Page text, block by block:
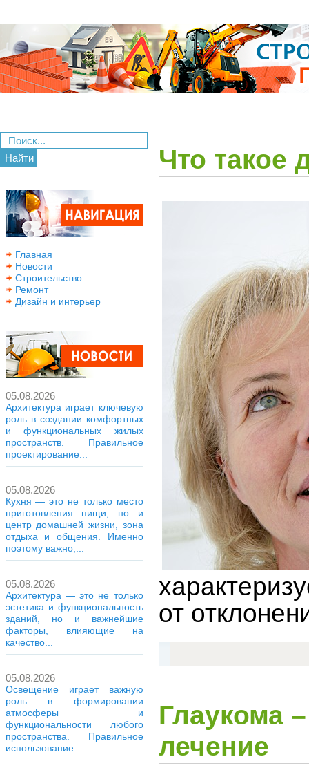
Найти
Главная
Новости
Строительство
Ремонт
Дизайн и интерьер
05.08.2026
Архитектура играет ключевую
роль в создании комфортных
и функциональных жилых
пространств. Правильное
проектирование...
05.08.2026
Кухня — это не только место
приготовления пищи, но и
центр домашней жизни, зона
отдыха и общения. Именно
поэтому важно,...
05.08.2026
Архитектура — это не только
эстетика и функциональность
зданий, но и важнейшие
факторы, влияющие на
качество...
05.08.2026
Освещение играет важную
роль в формировании
атмосферы и
функциональности любого
пространства. Правильное
использование...
Что такое
от
Глаукома
лечение